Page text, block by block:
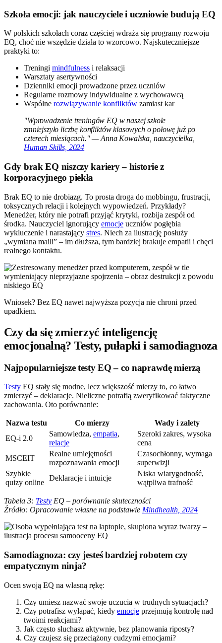
Szkoła emocji: jak nauczyciele i uczniowie budują EQ
W polskich szkołach coraz częściej wdraża się programy rozwoju
EQ, choć nie wszędzie działa to wzorcowo. Najskuteczniejsze
praktyki to:
Treningi mindfulness i relaksacji
Warsztaty asertywności
Dzienniki emocji prowadzone przez uczniów
Regularne rozmowy indywidualne z wychowawcą
Wspólne rozwiązywanie konfliktów zamiast kar
"Wprowadzenie treningów EQ w naszej szkole
zmniejszyło liczbę konfliktów klasowych o połowę już po
czterech miesiącach." — Anna Kowalska, nauczycielka,
Human Skills, 2024
Gdy brak EQ niszczy kariery – historie z
korporacyjnego piekła
Brak EQ to nie drobiazg. To prosta droga do mobbingu, frustracji,
toksycznych relacji i kolejnych wypowiedzeń. Przykłady?
Menedżer, który nie potrafi przyjąć krytyki, rozbija zespół od
środka. Nauczyciel ignorujący emocje uczniów pogłębia
wykluczenie i narastający stres. Niech za ilustrację posłuży
„wymiana maili” – im dłuższa, tym bardziej brakuje empatii i chęci
realnego kontaktu.
Wniosek? Bez EQ nawet najwyższa pozycja nie chroni przed
upadkiem.
Czy da się zmierzyć inteligencję
emocjonalną? Testy, pułapki i samodiagnoza
Najpopularniejsze testy EQ – co naprawdę mierzą
Testy EQ stały się modne, lecz większość mierzy to, co łatwo
zmierzyć – deklaracje. Nieliczne potrafią zweryfikować faktyczne
zachowania. Oto porównanie:
Nazwa testu Co mierzy
Wady i zalety
EQ-i 2.0
Samowiedza, empatia,
relacje
Szeroki zakres, wysoka
cena
MSCEIT
Realne umiejętności
rozpoznawania emocji
Czasochłonny, wymaga
superwizji
Szybkie
quizy online
Deklaracje i intuicje
Niska wiarygodność,
wątpliwa trafność
Tabela 3: Testy EQ – porównanie skuteczności
Źródło: Opracowanie własne na podstawie Mindhealth, 2024
Samodiagnoza: czy jesteś bardziej robotem czy
empatycznym ninja?
Ocen swoją EQ na własną rękę:
Czy umiesz nazwać swoje uczucia w trudnych sytuacjach?
Czy potrafisz wyłapać, kiedy emocje przejmują kontrolę nad
twoimi reakcjami?
Jak często słuchasz aktywnie, bez planowania riposty?
Czy czujesz się przeciążony cudzymi emocjami?